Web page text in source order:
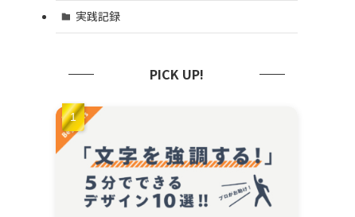
実践記録
PICK UP!